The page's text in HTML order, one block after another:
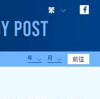
繁
年 月 前往